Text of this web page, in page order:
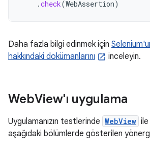
.check(WebAssertion)
Daha fazla bilgi edinmek için
hakkındaki dokümanlarını
inceleyin.
WebView'ı uygulama
Uygulamanızın testlerinde WebView ile
aşağıdaki bölümlerde gösterilen